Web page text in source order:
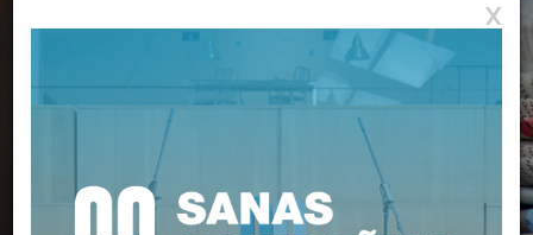
IDIS EN LOSMEDIOS
X